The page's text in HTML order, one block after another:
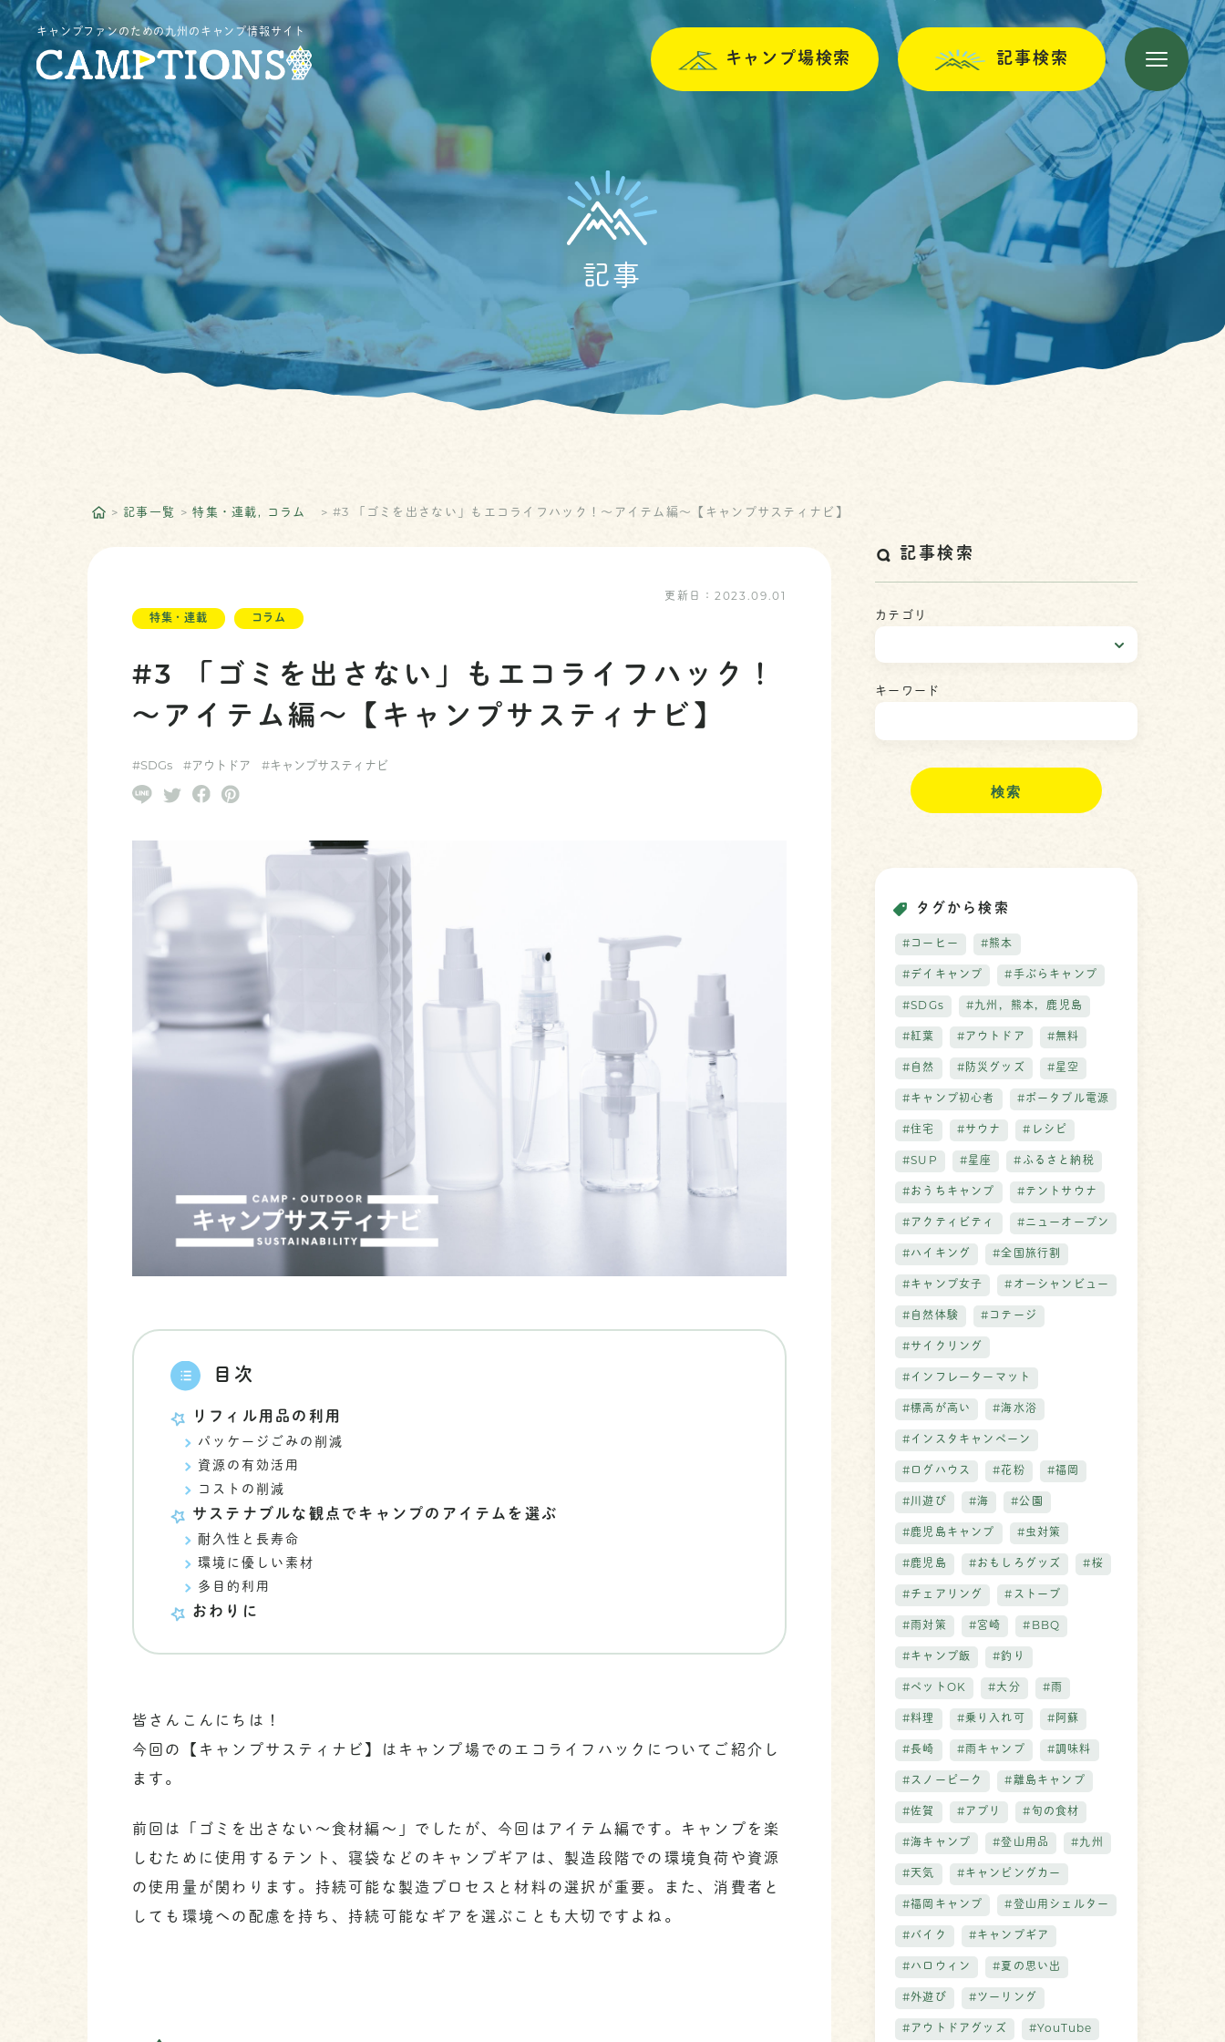
キャンプファンのための九州のキャンプ情報サイト
キャンプ場検索 記事検索
記事
記事一覧 特集・連載 コラム #3 「ゴミを出さない」もエコライフハック！～アイテム編～【キャンプサスティナビ】
更新日： 2023.09.01
特集・連載
コラム
#3 「ゴミを出さない」もエコライフハック！
～アイテム編～【キャンプサスティナビ】
#SDGs #アウトドア #キャンプサスティナビ
目次
リフィル用品の利用
パッケージごみの削減
資源の有効活用
コストの削減
サステナブルな観点でキャンプのアイテムを選ぶ
耐久性と長寿命
環境に優しい素材
多目的利用
おわりに
皆さんこんにちは！
今回の【キャンプサスティナビ】はキャンプ場でのエコライフハックについてご紹介し
ます。
前回は「ゴミを出さない～食材編～」でしたが、今回はアイテム編です。キャンプを楽
しむために使用するテント、寝袋などのキャンプギアは、製造段階での環境負荷や資源
の使用量が関わります。持続可能な製造プロセスと材料の選択が重要。また、消費者と
しても環境への配慮を持ち、持続可能なギアを選ぶことも大切ですよね。
記事検索
カテゴリ
キーワード
検
タグから検索
#コーヒー #熊本
#デイキャンプ #手ぶらキャンプ
#SDGs #九州，熊本，鹿児島
#紅葉 #アウトドア #無料
#自然 #防災グッズ #星空
#キャンプ初心者 #ポータブル電源
#住宅 #サウナ #レシピ
#SUP #星座 #ふるさと納税
#おうちキャンプ #テントサウナ
#アクティビティ #ニューオープン
#ハイキング #全国旅行割
#キャンプ女子 #オーシャンビュー
#自然体験 #コテージ
#サイクリング
#インフレーターマット
#標高が高い #海水浴
#インスタキャンペーン
#ログハウス #花粉 #福岡
#川遊び #海 #公園
#鹿児島キャンプ #虫対策
#鹿児島 #おもしろグッズ #桜
#チェアリング #ストーブ
#雨対策 #宮崎 #BBQ
#キャンプ飯 #釣り
#ペットOK #大分 #雨
#料理 #乗り入れ可 #阿蘇
#長崎 #雨キャンプ #調味料
#スノーピーク #離島キャンプ
#佐賀 #アプリ #旬の食材
#海キャンプ #登山用品 #九州
#天気 #キャンピングカー
#福岡キャンプ #登山用シェルター
#バイク #キャンプギア
#ハロウィン #夏の思い出
#外遊び #ツーリング
#アウトドアグッズ #YouTube